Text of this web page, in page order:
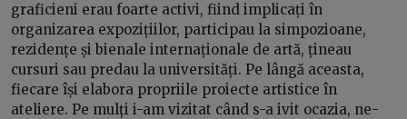
graficieni erau foarte activi, fiind implicați în
organizarea expozițiilor, participau la simpozioane,
rezidențe și bienale internaționale de artă, țineau
cursuri sau predau la universități. Pe lângă aceasta,
fiecare își elabora propriile proiecte artistice în
ateliere. Pe mulți i-am vizitat când s-a ivit ocazia, ne-